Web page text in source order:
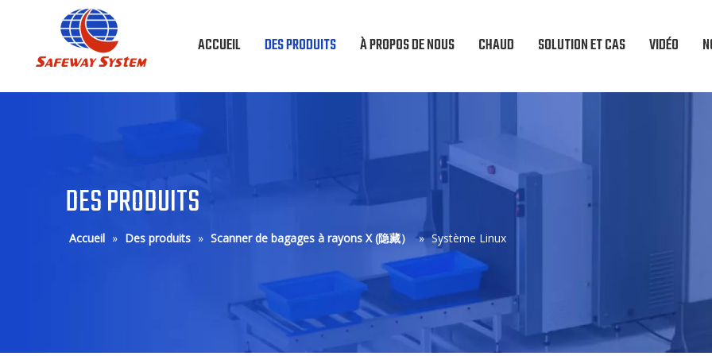
ACCUEIL DES PRODUITS À PROPOS DE NOUS CHAUD SOLUTION ET CAS VIDÉO
DES PRODUITS
Accueil » Des produits » Scanner de bagages à rayons X (隐藏） » Système Linux